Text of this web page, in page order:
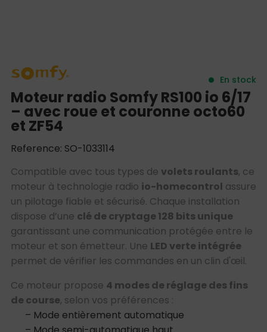
Moteur radio Somfy RS100 io 6/17
– avec roue et couronne octo60
et ZF54
Reference: SO-1033114
Compatible avec tous types de volets roulants, ce
moteur à technologie radio io-homecontrol assure
un pilotage fiable et sécurisé. Chaque installation
dispose d’une clé de cryptage 128 bits unique
garantissant une communication protégée entre le
moteur et son émetteur. Une LED verte intégrée
permet de vérifier les commandes en un clin d'œil.
Ce moteur propose 4 modes de réglage des fins
de course, selon vos préférences :
– Mode entièrement automatique
En stock